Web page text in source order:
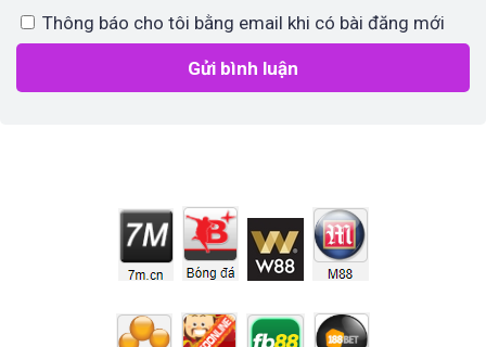
Thông báo cho tôi bằng email khi có bài đăng mới